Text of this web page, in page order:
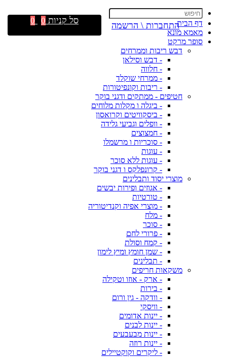
דף הבית
מאמא מונא
סופר מרקט
דבש ריבות וממרחים
- דבש וסילאן
- חלווה
- ממרחי שוקלד
- ריבות וקונפיטורות
חטיפים - ממתקים ודגני בוקר
- ביגלה ו מקלות מלוחים
- ביסקוויטים וקרואסון
- וופלים וגביעי גלידה
- חמצוצים
- סוכריות ו מרשמלו
- עוגות
- עוגות ללא סוכר
- קרונפלקס ו דגני בוקר
מוצרי יסוד ותבלינים
- אגוזים ופירות יבשים
- טורטיות
- מוצרי אפיה וקנדיטוריה
- מלח
- סוכר
- פרורי לחם
- קמח וסולת
- שמן חומץ ומיץ לימון
- תבלינים
משקאות חריפים
- ארק - אוזו וטקילה
- בירות
- וודקה - גין ורום
- וויסקי
- יינות אדומים
- יינות לבנים
- יינות מבעבעים
- יינות רוזה
- ליקרים וקוקטיילים
התחברות \ הרשמה סל קניות 0
0